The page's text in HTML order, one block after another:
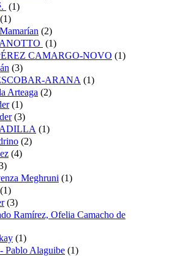
(1)
(1)
(2)
(1)
CAMARGO-NOVO (1)
(3)
ARANA (1)
Arteaga (2)
(1)
(3)
(1)
(2)
(4)
)
Meghruni (1)
(1)
(3)
Ramírez, Ofelia Camacho de
(1)
Pablo Alaguibe (1)